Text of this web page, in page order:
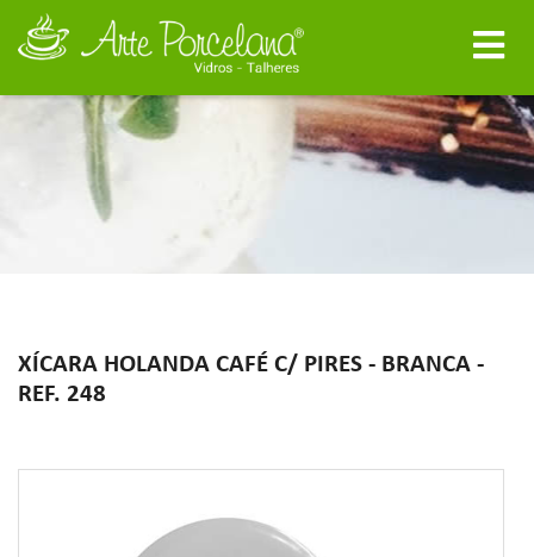
XÍCARA HOLANDA CAFÉ C/ PIRES - BRANCA -
REF. 248